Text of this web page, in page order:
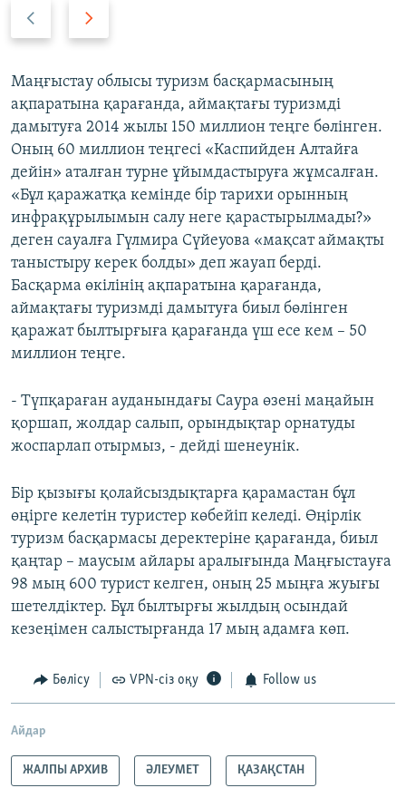
v
i
o
u
s
s
l
i
d
e
t
s
l
i
d
e
Маңғыстау облысы туризм басқармасының
ақпаратына қарағанда, аймақтағы туризмді
дамытуға 2014 жылы 150 миллион теңге бөлінген.
Оның 60 миллион теңгесі «Каспийден Алтайға
дейін» аталған турне ұйымдастыруға жұмсалған.
«Бұл қаражатқа кемінде бір тарихи орынның
инфрақұрылымын салу неге қарастырылмады?»
деген сауалға Гүлмира Сүйеуова «мақсат аймақты
таныстыру керек болды» деп жауап берді.
Басқарма өкілінің ақпаратына қарағанда,
аймақтағы туризмді дамытуға биыл бөлінген
қаражат былтырғыға қарағанда үш есе кем – 50
миллион теңге.
- Түпқараған ауданындағы Саура өзені маңайын
қоршап, жолдар салып, орындықтар орнатуды
жоспарлап отырмыз, - дейді шенеунік.
Бір қызығы қолайсыздықтарға қарамастан бұл
өңірге келетін туристер көбейіп келеді. Өңірлік
туризм басқармасы деректеріне қарағанда, биыл
қаңтар – маусым айлары аралығында Маңғыстауға
98 мың 600 турист келген, оның 25 мыңға жуығы
шетелдіктер. Бұл былтырғы жылдың осындай
кезеңімен салыстырғанда 17 мың адамға көп.
Бөлісу VPN-сіз оқу Follow us
Айдар
ЖАЛПЫ АРХИВ ӘЛЕУМЕТ ҚАЗАҚСТАН